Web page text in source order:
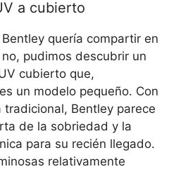
a cubierto
quería compartir en
pudimos descubrir un
cubierto que,
un modelo pequeño. Con
Bentley parece
de la sobriedad y la
para su recién llegado.
relativamente